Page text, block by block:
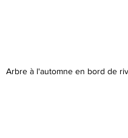
Arbre à l'automne en bord de